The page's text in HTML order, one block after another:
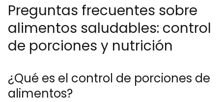
Preguntas frecuentes sobre
alimentos saludables: control
de porciones y nutrición
¿Qué es el control de porciones de
alimentos?